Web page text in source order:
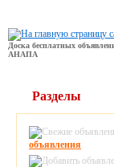
Доска бесплатных
АНАПА
Разделы
объявления